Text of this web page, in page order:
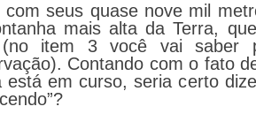
com seus quase nove mil
mais alta da Terra,
item 3 você vai saber
Contando com o fato
está em curso, seria certo